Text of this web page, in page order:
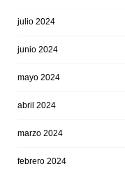
julio 2024
junio 2024
mayo 2024
abril 2024
marzo 2024
febrero 2024